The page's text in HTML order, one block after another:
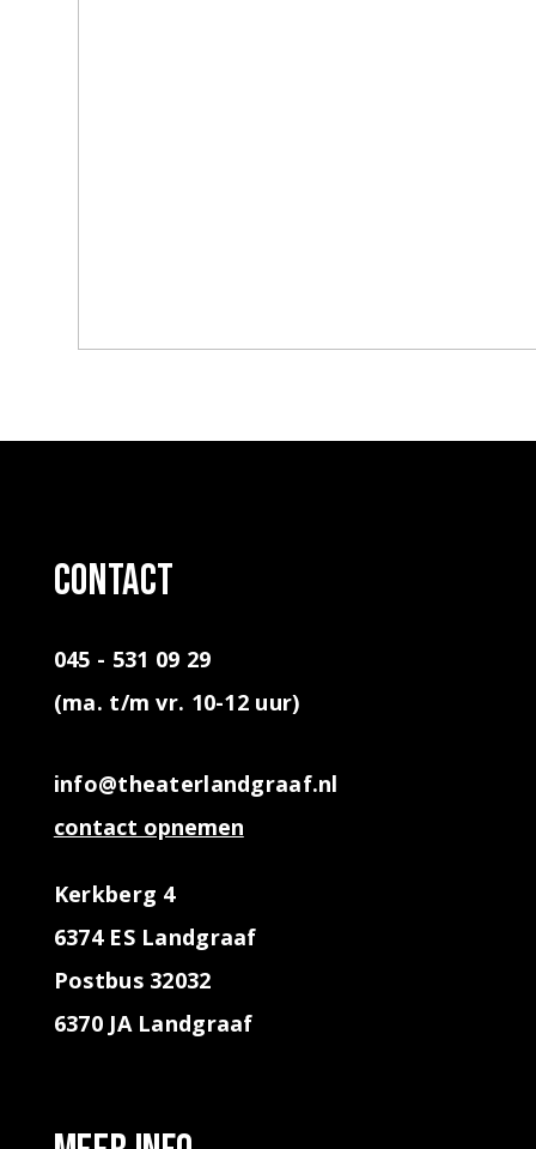
contact
045 - 531 09 29
(ma. t/m vr. 10-12 uur)
info@theaterlandgraaf.nl
contact opnemen
Kerkberg 4
6374 ES Landgraaf
Postbus 32032
6370 JA Landgraaf